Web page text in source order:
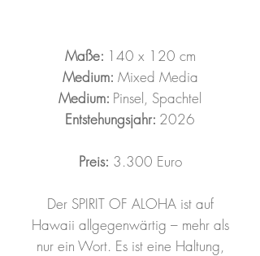
Maße: 140 x 120 cm
Medium: Mixed Media
Medium: Pinsel, Spachtel
Entstehungsjahr: 2026
Preis: 3.300 Euro
Der SPIRIT OF ALOHA ist auf
Hawaii allgegenwärtig – mehr als
nur ein Wort. Es ist eine Haltung,